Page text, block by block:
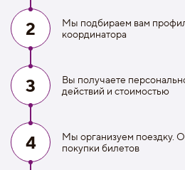
2
Мы подбираем вам
координатора
3
Вы получаете
действий и стоимостью
4
Мы организуем поездку.
покупки билетов